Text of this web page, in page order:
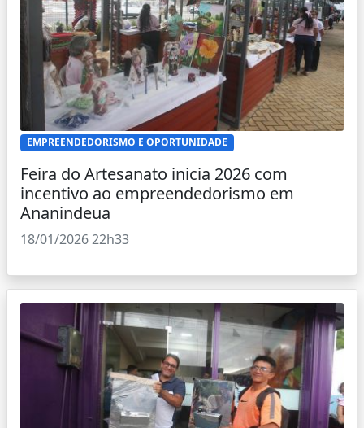
EMPREENDEDORISMO E OPORTUNIDADE
Feira do Artesanato inicia 2026 com
incentivo ao empreendedorismo em
Ananindeua
18/01/2026 22h33